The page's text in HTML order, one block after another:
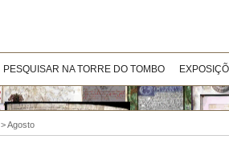
PESQUISAR NA TORRE DO TOMBO
>Agosto